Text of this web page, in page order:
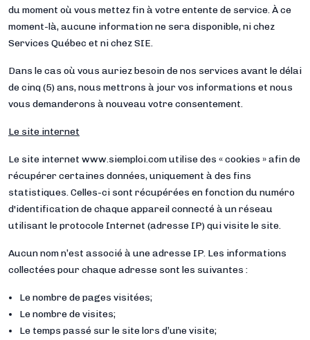
du moment où vous mettez fin à votre entente de service. À ce
moment-là, aucune information ne sera disponible, ni chez
Services Québec et ni chez SIE.
Dans le cas où vous auriez besoin de nos services avant le délai
de cinq (5) ans, nous mettrons à jour vos informations et nous
vous demanderons à nouveau votre consentement.
Le site internet
Le site internet www.siemploi.com utilise des « cookies » afin de
récupérer certaines données, uniquement à des fins
statistiques. Celles-ci sont récupérées en fonction du numéro
d'identification de chaque appareil connecté à un réseau
utilisant le protocole Internet (adresse IP) qui visite le site.
Aucun nom n’est associé à une adresse IP. Les informations
collectées pour chaque adresse sont les suivantes :
Le nombre de pages visitées;
Le nombre de visites;
Le temps passé sur le site lors d’une visite;